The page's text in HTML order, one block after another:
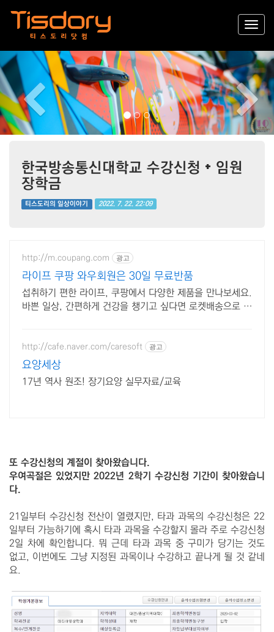
Previous
한국방송통신대학교 수강신청 + 임원
장학금
티스도리의 일상이야기 2022. 7. 22. 22:09
http://m.coupang.com 광고
라이프 쿠팡 와우회원은 30일 무료반품
섭취하기 편한 라이프, 쿠팡에서 다양한 제품을 만나보세요.
바쁜 일상, 간편하게 건강을 챙기고 싶다면 로켓배송으로 받
http://cafe.naver.com/caresoft 광고
요양세상
17년 역사 원조! 장기요양 실무자료/교육
또 수강신청의 계절이 찾아왔습니다.
우여곡절은 있었지만 2022년 2학기 수강신청 기간이 찾아왔습니
다.
21일부터 수강신청 전산이 열렸지만, 타과 과목의 수강신청은 22
일부터 가능하기에 혹시 타과 과목을 수강할지 몰라 주로 수강신청
2일 차에 확인합니다. 뭐 근데 타과 과목 중 구미가 당기는 것도
없고, 이번에도 그냥 지정된 과목이나 수강하고 끝나게 될 것 같네
요.